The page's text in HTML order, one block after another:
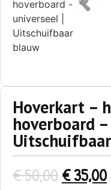
Hoverkart –
hoverboard
€50,00€35,00